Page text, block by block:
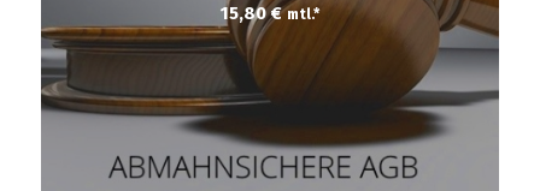
15,80€ mtl.*